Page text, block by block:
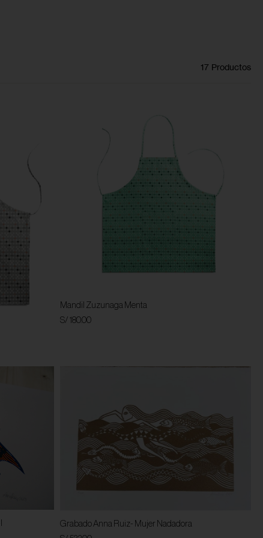
17 Productos
Mandil Zuzunaga Menta
S/ 180.00
Grabado Anna Ruiz- Mujer Nadadora